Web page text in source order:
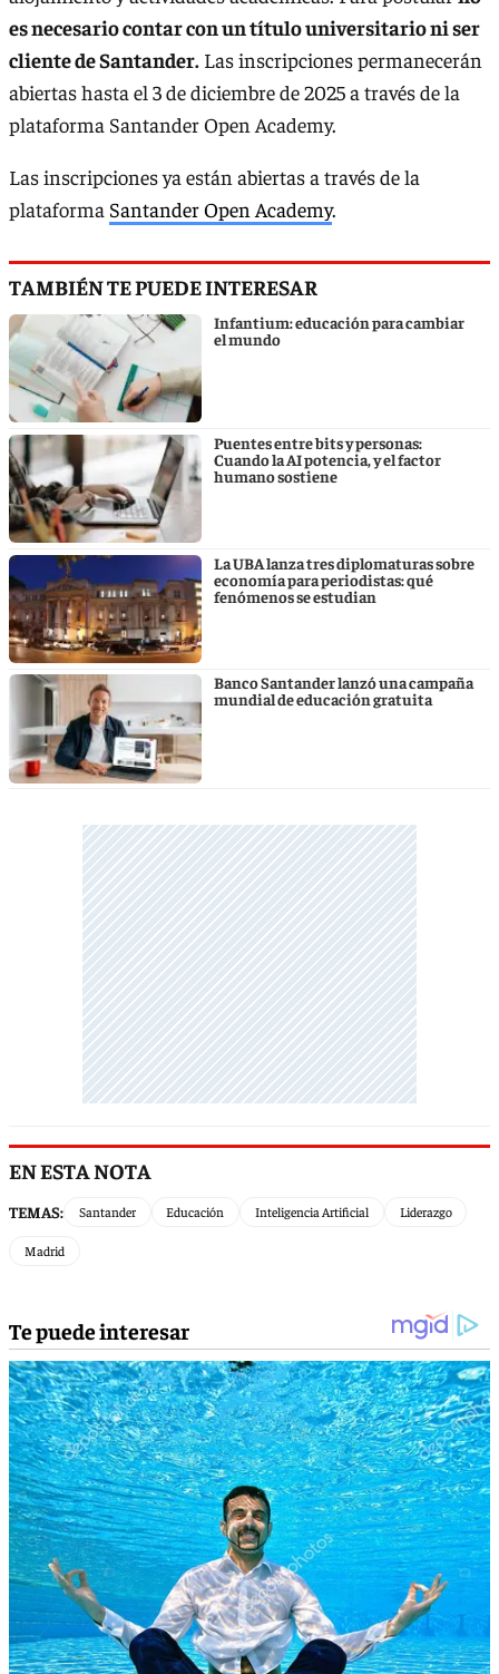
es necesario contar con un título universitario ni ser
cliente de Santander. Las inscripciones permanecerán
abiertas hasta el 3 de diciembre de 2025 a través de la
plataforma Santander Open Academy.
Las inscripciones ya están abiertas a través de la
plataforma Santander Open Academy.
TAMBIÉN TE PUEDE INTERESAR
Infantium: educación para cambiar
el mundo
Puentes entre bits y personas:
Cuando la AI potencia, y el factor
humano sostiene
La UBA lanza tres diplomaturas sobre
economía para periodistas: qué
fenómenos se estudian
Banco Santander lanzó una campaña
mundial de educación gratuita
EN ESTA NOTA
TEMAS: Santander Educación Inteligencia Artificial Liderazgo
Madrid